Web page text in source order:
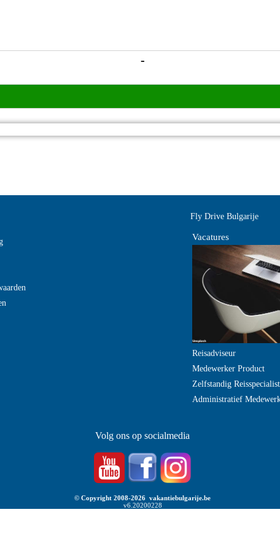
-
Fly Drive Bulgarije
Vacatures
Reisadviseur
Medewerker Product
Zelfstandig Reisspecialist
Administratief
Volg ons op socialmedia
© Copyright 2008-2026 vakantiebulgarije.be
v6.20200228